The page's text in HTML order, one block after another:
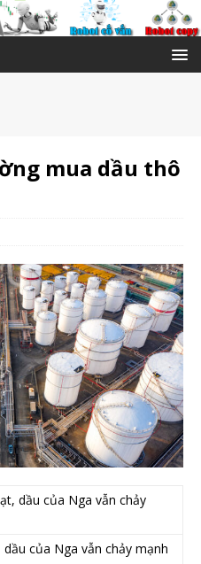
mua dầu thô
của Nga vẫn chảy mạnh